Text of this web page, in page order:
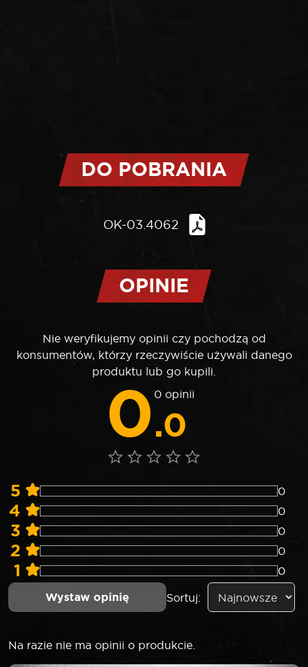
DO POBRANIA
OK-03.4062
OPINIE
Nie weryfikujemy opinii czy pochodzą od
konsumentów, którzy rzeczywiście używali danego
produktu lub go kupili.
0.0
0 opinii
5 0
4 0
3 0
2 0
1 0
Wystaw opinię Sortuj:
Na razie nie ma opinii o produkcie.